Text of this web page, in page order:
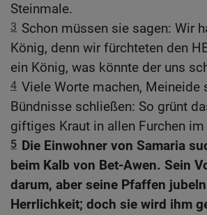
Steinmale.
3 Schon müssen sie sagen: Wir
König, denn wir fürchteten den
ein König, was könnte der uns
4 Viele Worte machen, Meineide
Bündnisse schließen: So grünt
giftiges Kraut in allen Furchen im
5 Die Einwohner von Samaria
beim Kalb von Bet-Awen. Sein
darum, aber seine Pfaffen
Herrlichkeit; doch sie wird ihm